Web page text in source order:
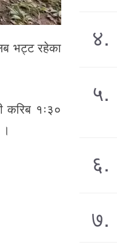
भट्ट रहेका
करिब १ः३०
४.
५.
६.
७.